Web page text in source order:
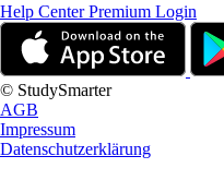
Help CenterPremium Login
© StudySmarter
AGB
Impressum
Datenschutzerklärung